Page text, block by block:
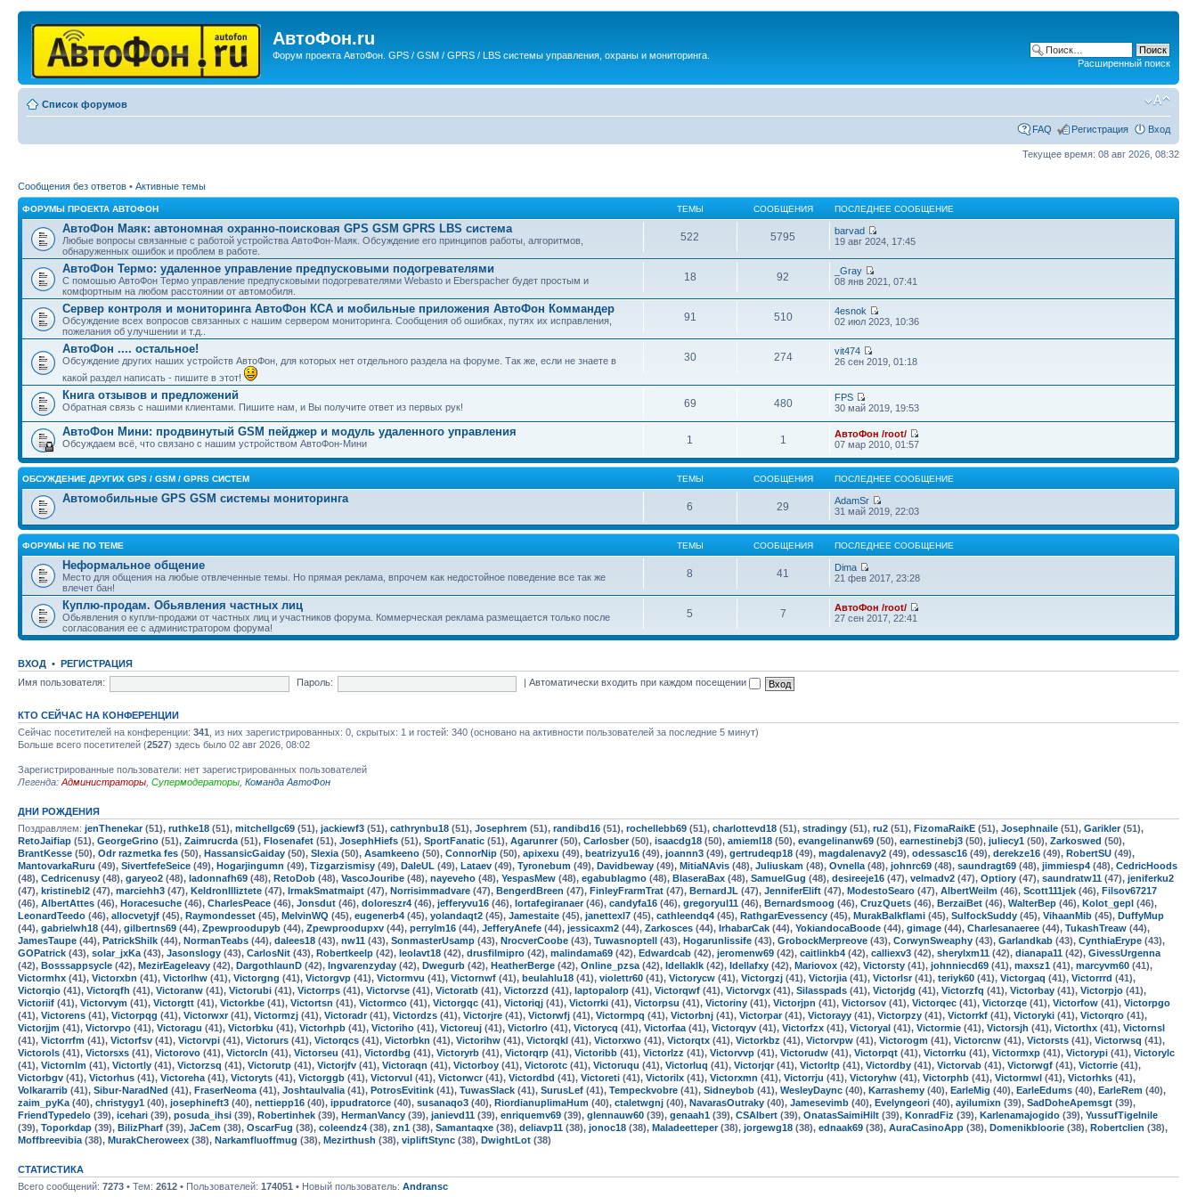
АвтоФон.ru
Форум проекта АвтоФон. GPS / GSM / GPRS / LBS системы управления, охраны и мониторинга.
Расширенный поиск
Список форумов
FAQ Регистрация Вход
Текущее время: 08 авг 2026, 08:32
Сообщения без ответов • Активные темы
ФОРУМЫ ПРОЕКТА АВТОФОН ТЕМЫ СООБЩЕНИЯ ПОСЛЕДНЕЕ СООБЩЕНИЕ
АвтоФон Маяк: автономная охранно-поисковая GPS GSM GPRS LBS система
Любые вопросы связанные с работой устройства АвтоФон-Маяк. Обсуждение его принципов работы, алгоритмов,
обнаруженных ошибок и проблем в работе.
522 5795
barvad
19 авг 2024, 17:45
АвтоФон Термо: удаленное управление предпусковыми подогревателями
С помошью АвтоФон Термо управление предпусковыми подогревателями Webasto и Eberspacher будет простым и
комфортным на любом расстоянии от автомобиля.
18 92
_Gray
08 янв 2021, 07:41
Сервер контроля и мониторинга АвтоФон КСА и мобильные приложения АвтоФон Коммандер
Обсуждение всех вопросов связанных с нашим сервером мониторинга. Сообщения об ошибках, путях их исправления,
пожелания об улучшении и т.д..
91 510
4esnok
02 июл 2023, 10:36
АвтоФон .... остальное!
Обсуждение других наших устройств АвтоФон, для которых нет отдельного раздела на форуме. Так же, если не знаете в
какой раздел написать - пишите в этот!
30 274
vit474
26 сен 2019, 01:18
Книга отзывов и предложений
Обратная связь с нашими клиентами. Пишите нам, и Вы получите ответ из первых рук! 69 480
FPS
30 май 2019, 19:53
АвтоФон Мини: продвинутый GSM пейджер и модуль удаленного управления
Обсуждаем всё, что связано с нашим устройством АвтоФон-Мини 1 1
АвтоФон /root/
07 мар 2010, 01:57
ОБСУЖДЕНИЕ ДРУГИХ GPS / GSM / GPRS СИСТЕМ ТЕМЫ СООБЩЕНИЯ ПОСЛЕДНЕЕ СООБЩЕНИЕ
Автомобильные GPS GSM системы мониторинга
6 29
AdamSr
31 май 2019, 22:03
ФОРУМЫ НЕ ПО ТЕМЕ ТЕМЫ СООБЩЕНИЯ ПОСЛЕДНЕЕ СООБЩЕНИЕ
Неформальное общение
Место для общения на любые отвлеченные темы. Но прямая реклама, впрочем как недостойное поведение все так же
влечет бан!
8 41
Dima
21 фев 2017, 23:28
Куплю-продам. Обьявления частных лиц
Обьявления о купли-продажи от частных лиц и участников форума. Коммерческая реклама размещается только после
согласования ее с администратором форума!
5 7
АвтоФон /root/
27 сен 2017, 22:41
ВХОД • РЕГИСТРАЦИЯ
Имя пользователя:
Пароль: |Автоматически входить при каждом посещении
КТО СЕЙЧАС НА КОНФЕРЕНЦИИ
Сейчас посетителей на конференции: 341 , из них зарегистрированных: 0, скрытых: 1 и гостей: 340 (основано на активности пользователей за последние 5 минут)
Больше всего посетителей (2527) здесь было 02 авг 2026, 08:02
Зарегистрированные пользователи: нет зарегистрированных пользователей
Легенда: Администраторы Супермодераторы Команда АвтоФон
ДНИ РОЖДЕНИЯ
Поздравляем: jenThenekar(51), ruthke18 (51), mitchellgc69 (51), jackiewf3 (51), cathrynbu18 (51), Josephrem (51), randibd16 (51), rochellebb69 (51), charlottevd18 (51), stradingy (51), ru2 (51), FizomaRaikE (51), Josephnaile (51), Garikler(51),
RetoJaifiap (51), GeorgeGrino (51), Zaimrucrda (51), Flosenafet (51), JosephHiefs (51), SportFanatic (51), Agarunrer(50), Carlosber(50), isaacdg18 (50), amieml18 (50), evangelinanw69 (50), earnestinebj3 (50), juliecy1 (50), Zarkoswed (50),
BrantKesse (50), Odr razmetka fes (50), HassansicGaiday (50), Slexia (50), Asamkeeno (50), ConnorNip (50), apixexu (49), beatrizyu16 (49), joannn3 (49), gertrudeqp18 (49), magdalenavy2 (49), odessasc16 (49), derekze16 (49), RobertSU (49),
MantovarkaRuru (49), SivertfefeSeice (49), Hogarjingumn (49), Tizgarzismisy (49), DaleUL (49), Lataev (49), Tyronebum (49), Davidbeway (49), MitiaNAvis (48), Juliuskam (48), Ovnella (48), johnrc69 (48), saundragt69 (48), jimmiesp4 (48), CedricHoods
(48), Cedricenusy (48), garyeo2 (48), ladonnafh69 (48), RetoDob (48), VascoJouribe (48), nayeveho (48), YespasMew (48), egabublagmo (48), BlaseraBax (48), SamuelGug (48), desireeje16 (47), velmadv2 (47), Optiory (47), saundratw11 (47), jeniferku2
(47), kristinebl2 (47), marciehh3 (47), KeldronIlliztete (47), IrmakSmatmaipt (47), Norrisimmadvare (47), BengerdBreen (47), FinleyFrarmTrat (47), BernardJL (47), JenniferElift (47), ModestoSearo (47), AlbertWeilm (46), Scott111jek (46), Filsov67217
(46), AlbertAttes (46), Horacesuche (46), CharlesPeace (46), Jonsdut (46), doloreszr4 (46), jefferyvu16 (46), lortafegiranaer(46), candyfa16 (46), gregoryul11 (46), Bernardsmoog (46), CruzQuets (46), BerzaiBet (46), WalterBep (46), Kolot_gepl (46),
LeonardTeedo (46), allocvetyjf (45), Raymondesset (45), MelvinWQ (45), eugenerb4 (45), yolandaqt2 (45), Jamestaite (45), janettexl7 (45), cathleendq4 (45), RathgarEvessency (45), MurakBalkflami (45), SulfockSuddy (45), VihaanMib (45), DuffyMup
(44), gabrielwh18 (44), gilbertns69 (44), Zpewproodupyb (44), Zpewproodupxv (44), perrylm16 (44), JefferyAnefe (44), jessicaxm2 (44), Zarkosces (44), IrhabarCak (44), YokiandocaBoode (44), gimage (44), Charlesanaeree (44), TukashTreaw (44),
JamesTaupe (44), PatrickShilk (44), NormanTeabs (44), dalees18 (43), nw11 (43), SonmasterUsamp (43), NrocverCoobe (43), Tuwasnoptell (43), Hogarunlissife (43), GrobockMerpreove (43), CorwynSweaphy (43), Garlandkab (43), CynthiaErype (43),
GOPatrick (43), solar_jxKa (43), Jasonslogy (43), CarlosNit (43), Robertkeelp (42), leolavt18 (42), drusfilmipro (42), malindama69 (42), Edwardcab (42), jeromenw69 (42), caitlinkb4 (42), calliexv3 (42), sherylxm11 (42), dianapa11 (42), GivessUrgenna
(42), Bosssappsycle (42), MezirEageleavy (42), DargothlaunD (42), Ingvarenzyday (42), Dwegurb (42), HeatherBerge (42), Online_pzsa (42), Idellaklk (42), Idellafxy (42), Mariovox (42), Victorsty (41), johnniecd69 (41), maxsz1 (41), marcyvm60 (41),
Victormhx (41), Victorxbn (41), Victorlhw (41), Victorgng (41), Victorgvp (41), Victormvu (41), Victornwf (41), beulahlu18 (41), violettr60 (41), Victorycw (41), Victorgzj (41), Victorjia (41), Victorlsr(41), teriyk60 (41), Victorgaq (41), Victorrrd (41),
Victorqio (41), Victorqfh (41), Victoranw (41), Victorubi (41), Victorrps (41), Victorvse (41), Victoratb (41), Victorzzd (41), laptopalorp (41), Victorqwf (41), Victorvgx (41), Silasspads (41), Victorjdg (41), Victorzfq (41), Victorbay (41), Victorpjo (41),
Victoriif (41), Victorvym (41), Victorgtt (41), Victorkbe (41), Victortsn (41), Victormco (41), Victorgqc (41), Victoriqj (41), Victorrki (41), Victorpsu (41), Victoriny (41), Victorjpn (41), Victorsov (41), Victorqec (41), Victorzqe (41), Victorfow (41), Victorpgo
(41), Victorens (41), Victorpqg (41), Victorwxr(41), Victormzj (41), Victoradr(41), Victordzs (41), Victorjre (41), Victorwfj (41), Victormpq (41), Victorbnj (41), Victorpar(41), Victorayy (41), Victorpzy (41), Victorrkf (41), Victoryki (41), Victorqro (41),
Victorjjm (41), Victorvpo (41), Victoragu (41), Victorbku (41), Victorhpb (41), Victoriho (41), Victoreuj (41), Victorlro (41), Victorycq (41), Victorfaa (41), Victorqyv (41), Victorfzx (41), Victoryal (41), Victormie (41), Victorsjh (41), Victorthx (41), Victornsl
(41), Victorrfm (41), Victorfsv (41), Victorvpi (41), Victorurs (41), Victorqcs (41), Victorbkn (41), Victorihw (41), Victorqkl (41), Victorxwo (41), Victorqtx (41), Victorkbz (41), Victorvpw (41), Victorogm (41), Victorcnw (41), Victorsts (41), Victorwsq (41),
Victorols (41), Victorsxs (41), Victorovo (41), Victorcln (41), Victorseu (41), Victordbg (41), Victoryrb (41), Victorqrp (41), Victoribb (41), Victorlzz (41), Victorvvp (41), Victorudw (41), Victorpqt (41), Victorrku (41), Victormxp (41), Victorypi (41), Victorylc
(41), Victornlm (41), Victortly (41), Victorzsq (41), Victorutp (41), Victorjfv (41), Victoraqn (41), Victorboy (41), Victorotc (41), Victoruqu (41), Victorluq (41), Victorjqr(41), Victorltp (41), Victordby (41), Victorvab (41), Victorwgf (41), Victorrie (41),
Victorbgv (41), Victorhus (41), Victoreha (41), Victoryts (41), Victorggb (41), Victorvul (41), Victorwcr(41), Victordbd (41), Victoreti (41), Victorilx (41), Victorxmn (41), Victorrju (41), Victoryhw (41), Victorphb (41), Victormwl (41), Victorhks (41),
Volkararrib (41), Sibur-NaradNed (41), FraserNeoma (41), Joshtaulvalia (41), PotrosEvitink (41), TuwasSlack (41), SurusLef (41), Tempeckvobre (41), Sidneybob (41), WesleyDaync (40), Karrashemy (40), EarleMig (40), EarleEdums (40), EarleRem (40),
zaim_pyKa (40), christygy1 (40), josephineft3 (40), nettiepp16 (40), ippudratorce (40), susanaqo3 (40), RiordianuplimaHum (40), ctaletwgnj (40), NavarasOutraky (40), Jamesevimb (40), Evelyngeori (40), ayilumixn (39), SadDoheApemsgt (39),
FriendTypedelo (39), icehari (39), posuda_ihsi (39), Robertinhek (39), HermanVancy (39), janievd11 (39), enriquemv69 (39), glennauw60 (39), genaah1 (39), CSAlbert (39), OnatasSaimiHilt (39), KonradFiz (39), Karlenamajogido (39), YussufTigeInile
(39), Toporkdap (39), BilizPharf (39), JaCem (38), OscarFug (38), coleendz4 (38), zn1 (38), Samantaqxe (38), deliavp11 (38), jonoc18 (38), Maladeetteper(38), jorgewg18 (38), ednaak69 (38), AuraCasinoApp (38), Domenikbloorie (38), Robertclien (38),
Moffbreevibia (38), MurakCheroweex (38), Narkamfluoffmug (38), Mezirthush (38), vipliftStync (38), DwightLot (38)
СТАТИСТИКА
Всего сообщений: 7273 • Тем: 2612 • Пользователей: 174051 • Новый пользователь: Andransc